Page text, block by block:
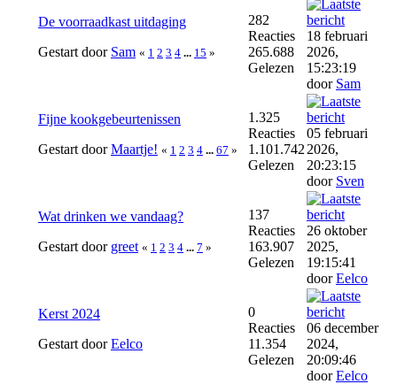
De voorraadkast uitdaging
Gestart door Sam « 1 2 3 4 ... 15 »
282
Reacties
265.688
Gelezen
18 februari
2026,
15:23:19
door Sam
Fijne kookgebeurtenissen
Gestart doorMaartje! « 1 2 3 4 ... 67 »
1.325
Reacties
1.101.742
Gelezen
05 februari
2026,
20:23:15
door Sven
Wat drinken we vandaag?
Gestart door greet « 1 2 3 4 ... 7 »
137
Reacties
163.907
Gelezen
26 oktober
2025,
19:15:41
doorEelco
Kerst 2024
Gestart doorEelco
0
Reacties
11.354
Gelezen
06 december
2024,
20:09:46
doorEelco